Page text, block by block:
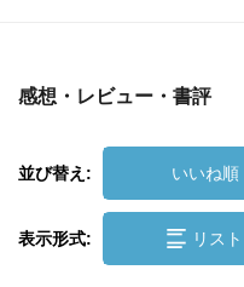
感想・レビュー・書評
並び替え: いいね順
表示形式: リスト